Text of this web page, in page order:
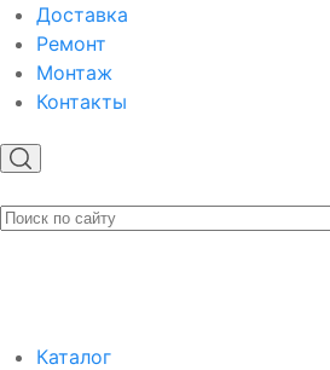
Доставка
Ремонт
Монтаж
Контакты
Каталог